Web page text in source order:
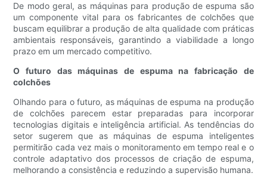
De modo geral, as máquinas para produção de espuma são
um componente vital para os fabricantes de colchões que
buscam equilibrar a produção de alta qualidade com práticas
ambientais responsáveis, garantindo a viabilidade a longo
prazo em um mercado competitivo.
O futuro das máquinas de espuma na fabricação de
colchões
Olhando para o futuro, as máquinas de espuma na produção
de colchões parecem estar preparadas para incorporar
tecnologias digitais e inteligência artificial. As tendências do
setor sugerem que as máquinas de espuma inteligentes
permitirão cada vez mais o monitoramento em tempo real e o
controle adaptativo dos processos de criação de espuma,
melhorando a consistência e reduzindo a supervisão humana.